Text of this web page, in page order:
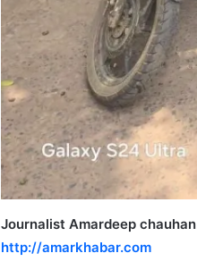
Journalist Amardeep chauhan
http://amarkhabar.com